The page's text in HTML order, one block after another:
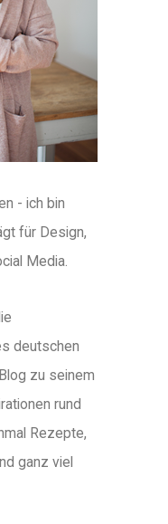
- ich bin
für Design,
Media.
deutschen
zu seinem
rund
Rezepte,
ganz viel